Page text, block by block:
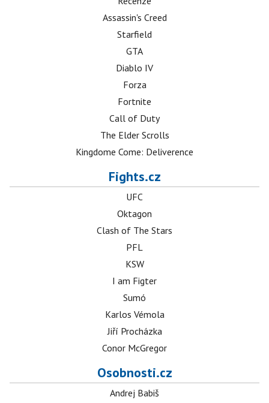
Assassin's Creed
Starfield
GTA
Diablo IV
Forza
Fortnite
Call of Duty
The Elder Scrolls
Kingdome Come: Deliverence
Fights.cz
UFC
Oktagon
Clash of The Stars
PFL
KSW
I am Figter
Sumó
Karlos Vémola
Jiří Procházka
Conor McGregor
Osobnosti.cz
Andrej Babiš